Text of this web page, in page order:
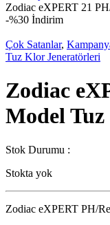
Zodiac eXPERT 21
-%30 İndirim
Çok Satanlar,
Tuz Klor Jeneratörleri
Zodiac
Model
Stok Durumu :
Stokta yok
Zodiac eXPERT PH/